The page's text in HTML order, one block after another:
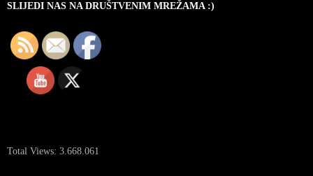
SLIJEDI NAS NA DRUŠTVENIM MREŽAMA :)
Total Views: 3.668.061